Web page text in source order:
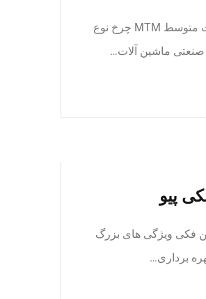
Trapezium سرعت متوسط MTM چرخ نوع
ماشین آلات…
پیو
فکی ویژگی های بزرگ
برداری…